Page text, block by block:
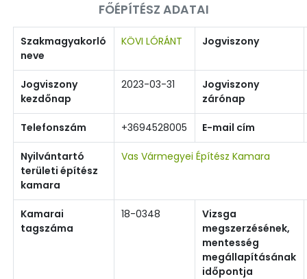
FŐÉPÍTÉSZ ADATAI
Szakmagyakorló
neve
KÖVI LÓRÁNT Jogviszony
Jogviszony
kezdőnap
2023-03-31
Jogviszony
zárónap
Telefonszám +3694528005 E-mail cím
Nyilvántartó
területi építész
kamara
Vas Vármegyei Építész Kamara
Kamarai
tagszáma
18-0348
Vizsga
megszerzésének,
mentesség
megállapításának
időpontja